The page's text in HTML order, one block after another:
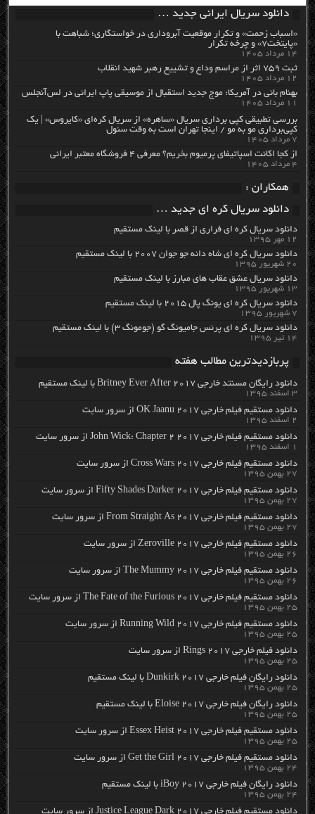
دانلود سریال ایرانی جدید …
«اسباب زحمت» و تکرار موقعیت آبروداری در خواستگاری؛ شباهت با
«پایتخت۷» و چرخه تکرار
۱۴ مرداد ۱۴۰۵
ثبت ۷۵۹ اثر از مراسم وداع و تشییع رهبر شهید انقلاب
۱۲ مرداد ۱۴۰۵
بهنام بانی در آمریکا: موج جدید استقبال از موسیقی پاپ ایرانی در لس‌آنجلس
۱۱ مرداد ۱۴۰۵
بررسی تطبیقی کپی برداری سریال «ساهره» از سریال کره‌ای «کایروس» | یک
کپی‌برداری مو به مو / اینجا تهران است به وقت سئول
۷ مرداد ۱۴۰۵
از کجا اکانت اسپاتیفای پرمیوم بخریم؟ معرفی ۴ فروشگاه معتبر ایرانی
۴ مرداد ۱۴۰۵
همکاران :
دانلود سریال کره ای جدید …
دانلود سریال کره ای فراری از قصر با لینک مستقیم
۱۲ مهر ۱۳۹۵
دانلود سریال کره ای شاه دائه جو جوان ۲۰۰۷ با لینک مستقیم
۲۰ شهریور ۱۳۹۵
دانلود سریال عشق عقاب های مبارز با لینک مستقیم
۱۳ شهریور ۱۳۹۵
دانلود سریال کره ای یونگ پال ۲۰۱۵ با لینک مستقیم
۷ شهریور ۱۳۹۵
دانلود سریال کره ای پرنس جامیونگ گو (جومونگ ۳) با لینک مستقیم
۱۴ تیر ۱۳۹۵
پربازدیدترین مطالب هفته
دانلود رایگان مسنتد خارجی Britney Ever After 2017 با لینک مستقیم
۳ اسفند ۱۳۹۵
دانلود مستقیم فیلم خارجی OK Jaanu 2017 از سرور سایت
۲ اسفند ۱۳۹۵
دانلود مستقیم فیلم خارجی John Wick: Chapter 2 2017 از سرور سایت
۱ اسفند ۱۳۹۵
دانلود مستقیم فیلم خارجی Cross Wars 2017 از سرور سایت
۲۷ بهمن ۱۳۹۵
دانلود مستقیم فیلم خارجی Fifty Shades Darker 2017 از سرور سایت
۲۷ بهمن ۱۳۹۵
دانلود مستقیم فیلم خارجی From Straight As 2017 از سرور سایت
۲۷ بهمن ۱۳۹۵
دانلود مستقیم فیلم خارجی Zeroville 2017 از سرور سایت
۲۶ بهمن ۱۳۹۵
دانلود مستقیم فیلم خارجی The Mummy 2017 از سرور سایت
۲۶ بهمن ۱۳۹۵
دانلود مستقیم فیلم خارجی The Fate of the Furious 2017 از سرور سایت
۲۵ بهمن ۱۳۹۵
دانلود مستقیم فیلم خارجی Running Wild 2017 از سرور سایت
۲۵ بهمن ۱۳۹۵
دانلود فیلم خارجی Rings 2017 از سرور سایت
۲۵ بهمن ۱۳۹۵
دانلود رایگان فیلم خارجی Dunkirk 2017 با لینک مستقیم
۲۵ بهمن ۱۳۹۵
دانلود رایگان فیلم خارجی Eloise 2017 با لینک مستقیم
۲۵ بهمن ۱۳۹۵
دانلود مستقیم فیلم خارجی Essex Heist 2017 از سرور سایت
۲۵ بهمن ۱۳۹۵
دانلود مستقیم فیلم خارجی Get the Girl 2017 از سرور سایت
۲۴ بهمن ۱۳۹۵
دانلود رایگان فیلم خارجی iBoy 2017 با لینک مستقیم
۲۴ بهمن ۱۳۹۵